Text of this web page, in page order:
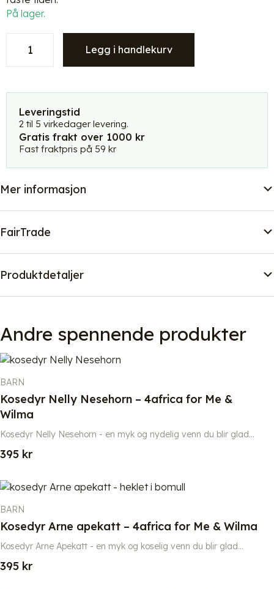
På lager.
Flode
4africa
for
Me
Wilma
antall
Legg i handlekurv
Leveringstid
2 til 5 virkedager levering.
Gratis frakt over 1000 kr
Fast fraktpris på 59 kr
Mer informasjon
FairTrade
Produktdetaljer
Andre spennende produkter
BARN
Kosedyr Nelly Nesehorn – 4africa for Me &
Wilma
Kosedyr Nelly Nesehorn - en myk og nydelig venn du blir glad...
395 kr
BARN
Kosedyr Arne apekatt – 4africa for Me & Wilma
Kosedyr Arne Apekatt - en myk og koselig venn du blir glad...
395 kr